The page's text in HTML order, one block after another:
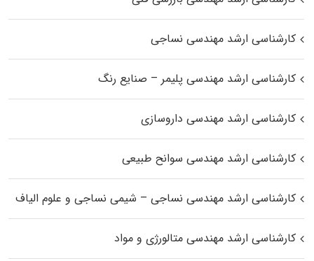
کارشناسی ارشد مهندسی نساجی
کارشناسی ارشد مهندسی پلیمر – صنایع رنگ
کارشناسی ارشد مهندسی داروسازی
کارشناسی ارشد مهندسی سوانح طبیعی
کارشناسی ارشد مهندسی نساجی – شیمی نساجی و علوم الیاف
کارشناسی ارشد مهندسی متالورژی و مواد